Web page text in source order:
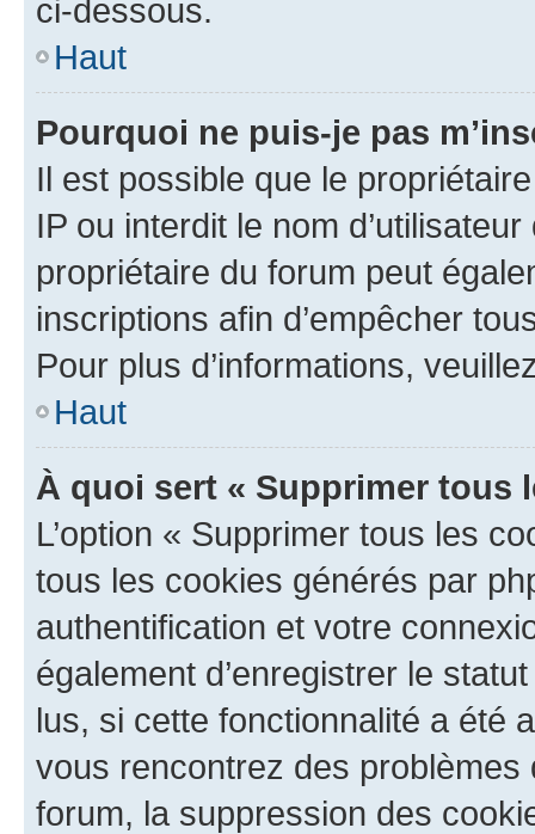
ci-dessous.
Haut
Pourquoi ne puis-je pas
Il est possible que le
IP ou interdit le nom
propriétaire du forum peut
inscriptions afin d’empêcher
Pour plus d’informations,
Haut
À quoi sert « Supprimer tous
L’option « Supprimer tous les
tous les cookies générés par
authentification et votre
également d’enregistrer le
lus, si cette fonctionnalité a été
vous rencontrez des
forum, la suppression des